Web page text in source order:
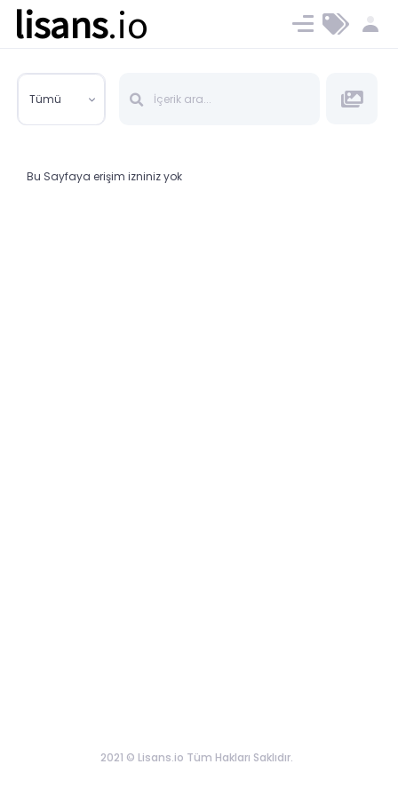
lisans.io Ücret ve Planlar
Tümü
Bu Sayfaya erişim izniniz yok
2021 © Lisans.io Tüm Hakları Saklıdır.